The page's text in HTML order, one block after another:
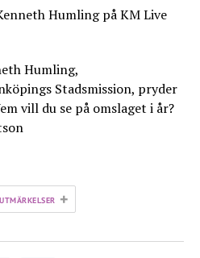
Humling på KM Live
Humling,
Stadsmission, pryder
vill du se på omslaget i år?
UTMÄRKELSER +